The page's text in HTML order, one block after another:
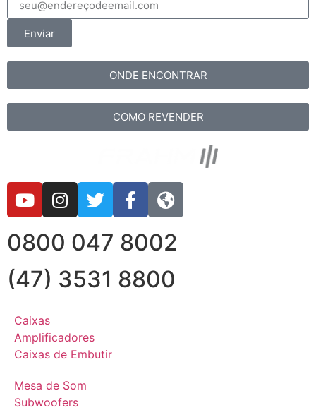
Enviar
ONDE ENCONTRAR
COMO REVENDER
0800 047 8002
(47) 3531 8800
Caixas
Amplificadores
Caixas de Embutir
Mesa de Som
Subwoofers